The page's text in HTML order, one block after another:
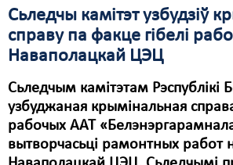
Сьледчы камітэт узбудзіў
справу па факце гібелі
Наваполацкай ЦЭЦ
Сьледчым камітэтам Рэспублікі
узбуджаная крымінальная
рабочых ААТ
вытворчасьці рамонтных работ
Праваабаронцы
Правы дзіцяці
Пэнітэнцыярная сыстэма
Распальваньне варожасьці
Рознае